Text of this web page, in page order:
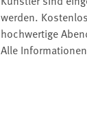
werden.
hochwertige
Alle